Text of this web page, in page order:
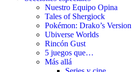
Nuestro Equipo Opina
Tales of Shergiock
Pokémon: Drako’s Version
Ubiverse Worlds
Rincón Gust
5 juegos que…
Más allá